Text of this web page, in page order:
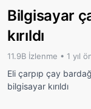
Bilgisayar
kırıldı
11.9B İzlenme • 1 yıl
Eli çarpıp çay
bilgisayar kırıldı